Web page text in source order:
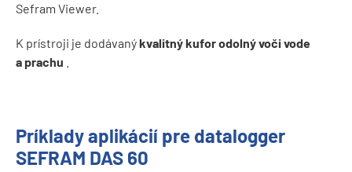
Sefram Viewer.
K prístroji je dodávanýkvalitný kufor odolný voči vode
a prachu
Príklady aplikácií pre datalogger
SEFRAM DAS 60